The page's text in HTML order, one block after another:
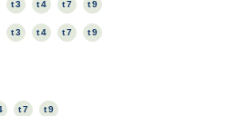
t 3 t 4 t 7 t 9
t 3 t 4 t 7 t 9
t 7 t 9